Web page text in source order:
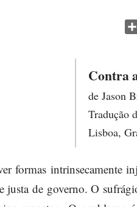
Contra
de Jason
Tradução
Lisboa,
formas intrinsecamente
justa de governo. O